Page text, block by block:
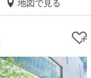
地図で見る